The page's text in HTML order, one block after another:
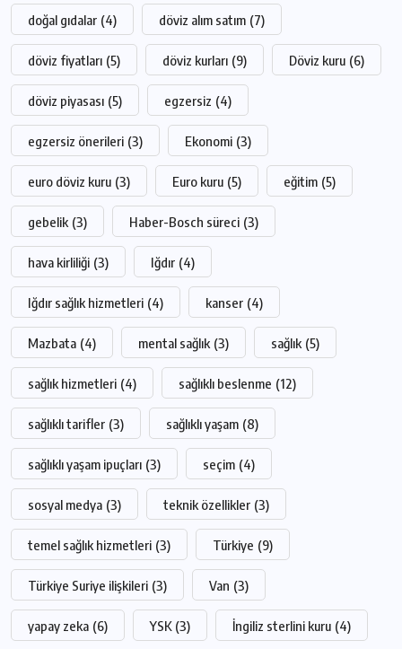
doğal gıdalar (4) döviz alım satım (7)
döviz fiyatları (5) döviz kurları (9) Döviz kuru (6)
döviz piyasası (5) egzersiz (4)
egzersiz önerileri (3) Ekonomi (3)
euro döviz kuru (3) Euro kuru (5) eğitim (5)
gebelik (3) Haber-Bosch süreci (3)
hava kirliliği (3) Iğdır (4)
Iğdır sağlık hizmetleri (4) kanser (4)
Mazbata (4) mental sağlık (3) sağlık (5)
sağlık hizmetleri (4) sağlıklı beslenme (12)
sağlıklı tarifler (3) sağlıklı yaşam (8)
sağlıklı yaşam ipuçları (3) seçim (4)
sosyal medya (3) teknik özellikler (3)
temel sağlık hizmetleri (3) Türkiye (9)
Türkiye Suriye ilişkileri (3) Van (3)
yapay zeka (6) YSK (3) İngiliz sterlini kuru (4)